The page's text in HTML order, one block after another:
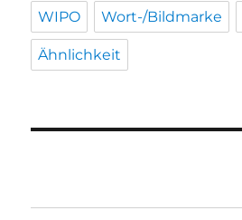
WIPO Wort-/Bildmarke
Ähnlichkeit